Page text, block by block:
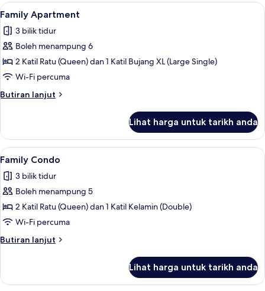
Lihat
semua
foto
untuk
Family
Apartment
Family Apartment | 3 bilik tidur,
9
Family Apartment
3 bilik tidur
Boleh menampung 6
2 Katil Ratu (Queen) dan 1 Katil Bujang XL (Large Single)
Wi-Fi percuma
Butiran lanjut
Butiran
Apartment
Lihat harga untuk tarikh anda
Lihat
semua
foto
untuk
Family
Condo
Family Condo | 3 bilik tidur,
6
Family Condo
3 bilik tidur
Boleh menampung 5
2 Katil Ratu (Queen) dan 1 Katil Kelamin (Double)
Wi-Fi percuma
Butiran lanjut
Butiran
Condo
Lihat harga untuk tarikh anda